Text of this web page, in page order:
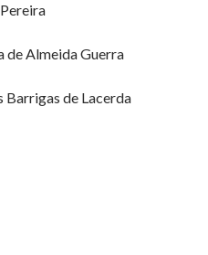
de Almeida Guerra
Barrigas de Lacerda